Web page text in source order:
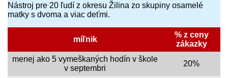
Nástroj pre 20 ľudí z okresu Žilina zo skupiny osamelé
matky s dvoma a viac deťmi.
míľnik
% z ceny
zákazky
menej ako 5 vymeškaných hodín v škole
v septembri
20%